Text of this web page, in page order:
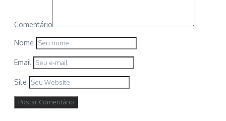
Comentário
Nome
Email
Site